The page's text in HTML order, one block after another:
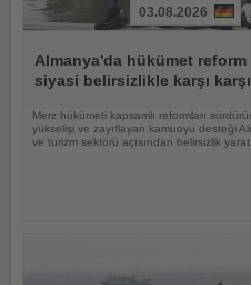
Oku
03.08.2026
Almanya'da hükümet reform
siyasi belirsizlikle karşı
Merz hükümeti kapsamlı reformları
yükselişi ve zayıflayan kamuoyu desteği
ve turizm sektörü açısından belirsizlik